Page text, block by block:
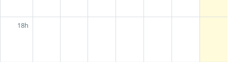
18h